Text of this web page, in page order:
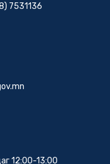
7531136
12:00-13:00